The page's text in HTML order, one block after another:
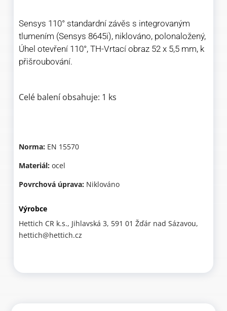
Sensys 110° standardní závěs s integrovaným
tlumením (Sensys 8645i), niklováno, polonaložený,
Úhel otevření 110°, TH-Vrtací obraz 52 x 5,5 mm, k
přišroubování.
Celé balení obsahuje: 1 ks
Norma: EN 15570
Materiál: ocel
Povrchová úprava: Niklováno
Výrobce
Hettich CR k.s., Jihlavská 3, 591 01 Žďár nad Sázavou,
hettich@hettich.cz